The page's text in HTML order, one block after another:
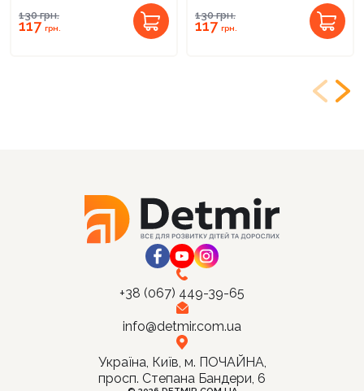
130грн.
117грн.
130грн.
117грн.
+38 (067) 449-39-65
info@detmir.com.ua
Україна, Київ, м. ПОЧАЙНА,
просп. Степана Бандери, 6